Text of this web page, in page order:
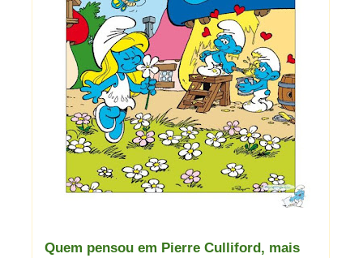
Quem pensou em Pierre Culliford, mais